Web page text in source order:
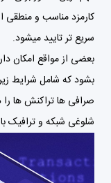
کارمزد مناسب و منطقی
سریع تر تایید میشود.
بعضی از مواقع امکان
بشود که شامل شرایط
صرافی ها تراکنش ها را
شلوغی شبکه و ترافیک